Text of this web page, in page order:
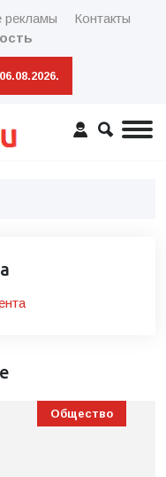
рекламы
Контакты
06.08.2026.
Общество